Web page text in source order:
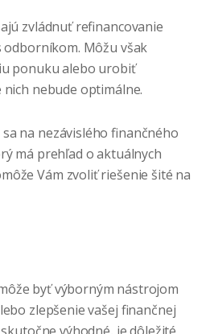
zvládnuť refinancovanie
odborníkom. Môžu však
ponuku alebo urobiť
nebude optimálne.
na nezávislého finančného
má prehľad o aktuálnych
Vám zvoliť riešenie šité na
byť výborným nástrojom
zlepšenie vašej finančnej